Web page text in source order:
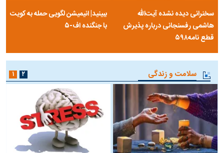
سخنرانی دیده نشده آیت‌الله
هاشمی رفسنجانی درباره پذیرش
قطع نامه۵۹۸
ببینید| انیمیشن لگویی حمله به کویت
با جنگنده اف-۵
سلامت و زندگی ۱ ۲